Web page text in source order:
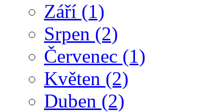
Září (1)
Srpen (2)
Červenec (1)
Květen (2)
Duben (2)